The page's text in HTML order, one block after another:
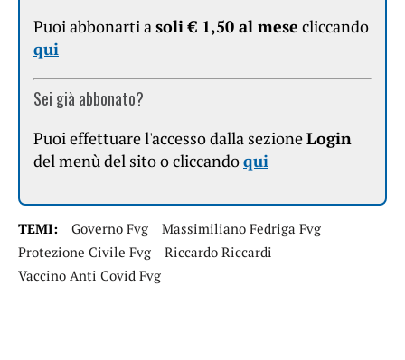
Puoi abbonarti asoli € 1,50 al mese cliccando
qui
Sei già abbonato?
Puoi effettuare l'accesso dalla sezioneLogin
del menù del sito o cliccandoqui
TEMI: Governo Fvg
Massimiliano Fedriga Fvg
Protezione Civile Fvg
Riccardo Riccardi
Vaccino Anti Covid Fvg